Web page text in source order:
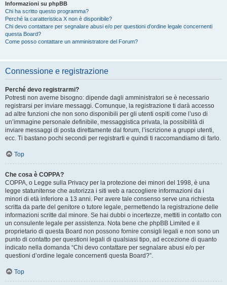
Informazioni su phpBB
Chi ha scritto questo programma?
Perché la caratteristica X non è disponibile?
Chi devo contattare per segnalare abusi e/o per questioni d’ordine legale concernenti
questa Board?
Come posso contattare un amministratore del Forum?
Connessione e registrazione
Perché devo registrarmi?
Potresti non averne bisogno: dipende dagli amministratori se è necessario
registrarsi per inviare messaggi. Comunque, la registrazione ti darà accesso
ad altre funzioni che non sono disponibili per gli utenti ospiti come l’uso di
un’immagine personale definibile, messaggistica privata, la possibilità di
inviare messaggi di posta direttamente dal forum, l’iscrizione a gruppi utenti,
ecc. Ti bastano pochi secondi per registrarti e quindi ti raccomandiamo di farlo.
Top
Che cosa è COPPA?
COPPA, o Legge sulla Privacy per la protezione dei minori del 1998, è una
legge statunitense che autorizza i siti web a raccogliere informazioni da i
minori di età inferiore a 13 anni. Per avere tale consenso serve una richiesta
scritta da parte del genitore o tutore legale, permettendo la registrazione delle
informazioni scritte dal minore. Se hai dubbi o incertezze, mettiti in contatto con
un consulente legale per assistenza. Nota bene che phpBB Limited e il
proprietario di questa Board non possono fornire consigli legali e non sono un
punto di contatto per questioni legali di qualsiasi tipo, ad eccezione di quanto
indicato nella domanda “Chi devo contattare per segnalare abusi e/o per
questioni d’ordine legale concernenti questa Board?”.
Top